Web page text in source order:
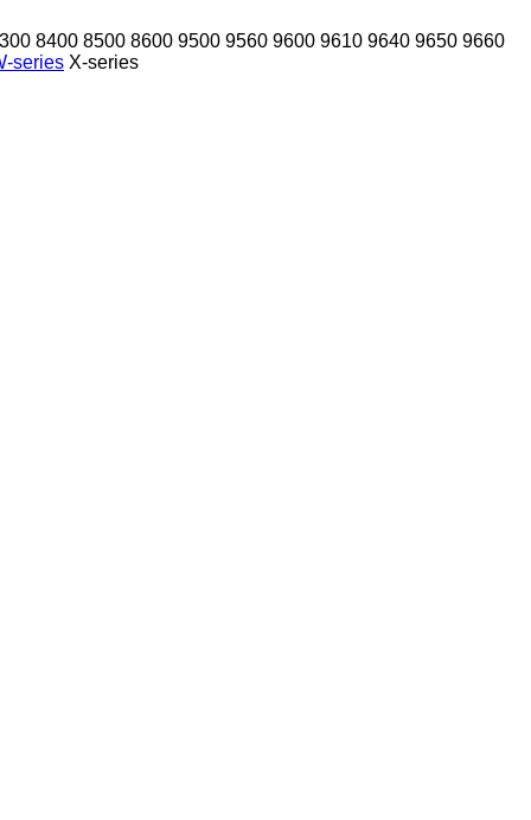
8400 8500 8600 9500 9560 9600 9610 9640 9650 9660
series X-series